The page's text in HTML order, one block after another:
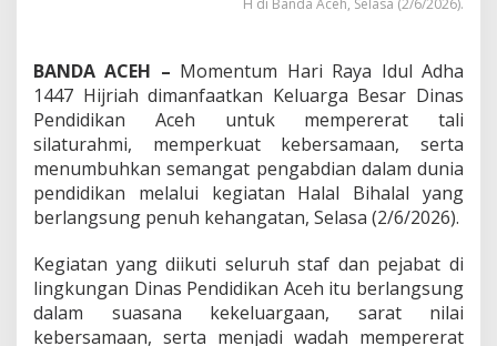
a
l
u
l
d
h
1
4
7
H di Banda Aceh, Selasa (2/6/2026).
BANDA ACEH – Momentum Hari Raya Idul Adha
1447 Hijriah dimanfaatkan Keluarga Besar Dinas
Pendidikan Aceh untuk mempererat tali
silaturahmi, memperkuat kebersamaan, serta
menumbuhkan semangat pengabdian dalam dunia
pendidikan melalui kegiatan Halal Bihalal yang
berlangsung penuh kehangatan, Selasa (2/6/2026).
Kegiatan yang diikuti seluruh staf dan pejabat di
lingkungan Dinas Pendidikan Aceh itu berlangsung
dalam suasana kekeluargaan, sarat nilai
kebersamaan, serta menjadi wadah mempererat